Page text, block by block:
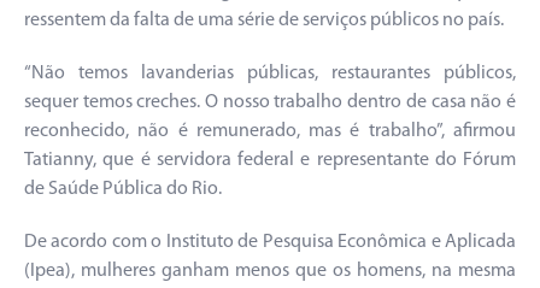
ressentem da falta de uma série de serviços públicos no país.
“Não temos lavanderias públicas, restaurantes públicos,
sequer temos creches. O nosso trabalho dentro de casa não é
reconhecido, não é remunerado, mas é trabalho”, afirmou
Tatianny, que é servidora federal e representante do Fórum
de Saúde Pública do Rio.
De acordo com o Instituto de Pesquisa Econômica e Aplicada
(Ipea), mulheres ganham menos que os homens, na mesma